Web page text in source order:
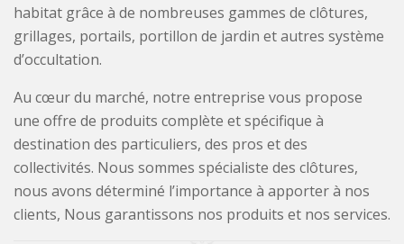
habitat grâce à de nombreuses gammes de clôtures,
grillages, portails, portillon de jardin et autres système
d’occultation.
Au cœur du marché, notre entreprise vous propose
une offre de produits complète et spécifique à
destination des particuliers, des pros et des
collectivités. Nous sommes spécialiste des clôtures,
nous avons déterminé l’importance à apporter à nos
clients, Nous garantissons nos produits et nos services.